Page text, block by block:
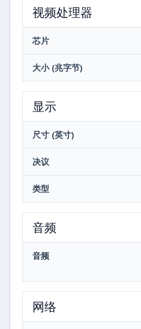
视频处理器
芯片
大小 (兆字节)
显示
尺寸 (英寸)
决议
类型
音频
音频
网络